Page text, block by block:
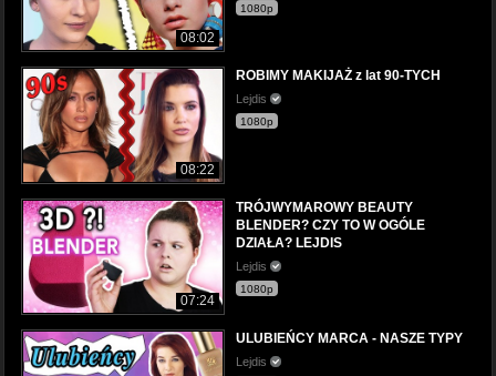
08:02
1080p
08:22
ROBIMY MAKIJAŻ z lat 90-TYCH
Lejdis
1080p
07:24
TRÓJWYMAROWY BEAUTY
BLENDER? CZY TO W OGÓLE
DZIAŁA? LEJDIS
Lejdis
1080p
ULUBIEŃCY MARCA - NASZE TYPY
Lejdis